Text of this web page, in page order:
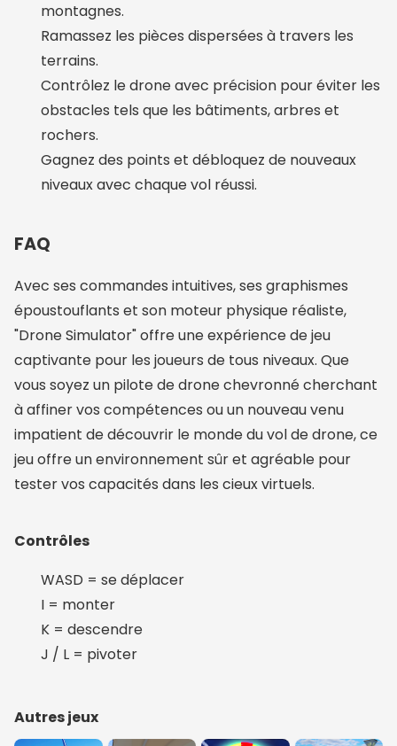
montagnes.
Ramassez les pièces dispersées à travers les
terrains.
Contrôlez le drone avec précision pour éviter les
obstacles tels que les bâtiments, arbres et
rochers.
Gagnez des points et débloquez de nouveaux
niveaux avec chaque vol réussi.
FAQ
Avec ses commandes intuitives, ses graphismes
époustouflants et son moteur physique réaliste,
"Drone Simulator" offre une expérience de jeu
captivante pour les joueurs de tous niveaux. Que
vous soyez un pilote de drone chevronné cherchant
à affiner vos compétences ou un nouveau venu
impatient de découvrir le monde du vol de drone, ce
jeu offre un environnement sûr et agréable pour
tester vos capacités dans les cieux virtuels.
Contrôles
WASD = se déplacer
I = monter
K = descendre
J / L = pivoter
Autres jeux